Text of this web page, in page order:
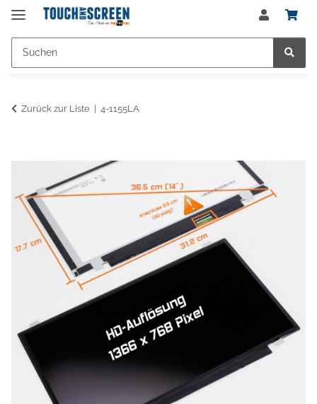
Zurück zur Liste 4-1155LA